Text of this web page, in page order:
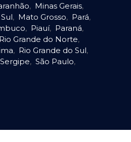
, Minas Gerais,
, Mato Grosso, Pará,
, Piauí, Paraná,
Rio Grande do Norte,
, Rio Grande do Sul,
Sergipe, São Paulo,